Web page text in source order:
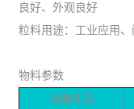
良好、外观良好
粒料用途：工业应用
物料参数
物理性能